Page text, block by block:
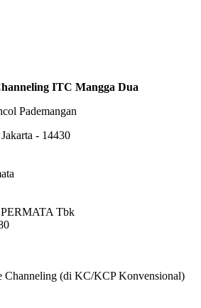
ITC Mangga Dua
Pademangan
- 14430
Tbk
Channeling (di KC/KCP Konvensional)